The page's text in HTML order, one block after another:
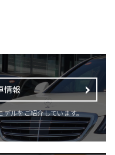
情報
デルをご紹介しています。